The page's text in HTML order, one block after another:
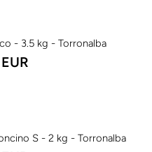
- 3.5 kg - Torronalba
S - 2 kg - Torronalba